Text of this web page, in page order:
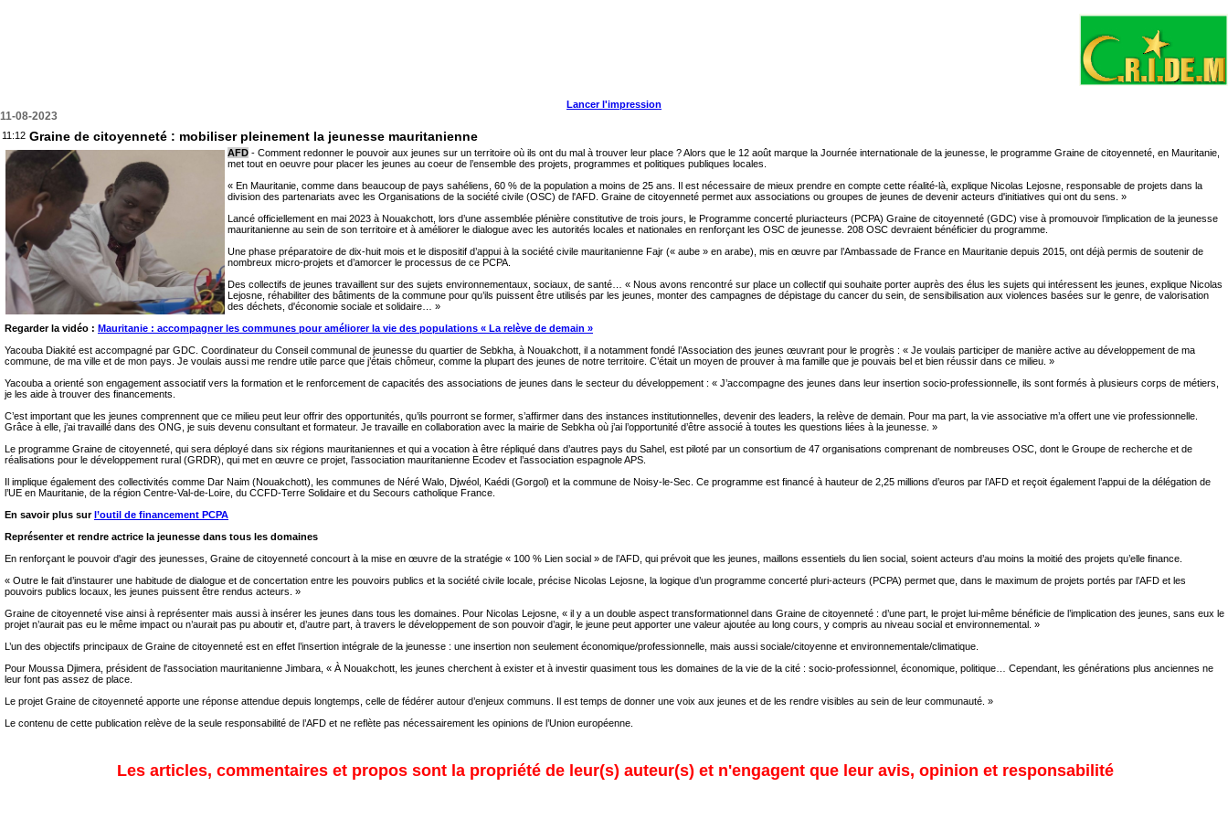
Lancer l'impression
11-08-2023
11:12 Graine de citoyenneté : mobiliser pleinement la jeunesse mauritanienne
AFD - Comment redonner le pouvoir aux jeunes sur un territoire où ils ont du mal à trouver leur place ? Alors que le 12 août marque la Journée internationale de la jeunesse, le programme Graine de citoyenneté, en Mauritanie,
met tout en oeuvre pour placer les jeunes au coeur de l’ensemble des projets, programmes et politiques publiques locales.
« En Mauritanie, comme dans beaucoup de pays sahéliens, 60 % de la population a moins de 25 ans. Il est nécessaire de mieux prendre en compte cette réalité-là, explique Nicolas Lejosne, responsable de projets dans la
division des partenariats avec les Organisations de la société civile (OSC) de l'AFD. Graine de citoyenneté permet aux associations ou groupes de jeunes de devenir acteurs d'initiatives qui ont du sens. »
Lancé officiellement en mai 2023 à Nouakchott, lors d’une assemblée plénière constitutive de trois jours, le Programme concerté pluriacteurs (PCPA) Graine de citoyenneté (GDC) vise à promouvoir l’implication de la jeunesse
mauritanienne au sein de son territoire et à améliorer le dialogue avec les autorités locales et nationales en renforçant les OSC de jeunesse. 208 OSC devraient bénéficier du programme.
Une phase préparatoire de dix-huit mois et le dispositif d’appui à la société civile mauritanienne Fajr (« aube » en arabe), mis en œuvre par l’Ambassade de France en Mauritanie depuis 2015, ont déjà permis de soutenir de
nombreux micro-projets et d’amorcer le processus de ce PCPA.
Des collectifs de jeunes travaillent sur des sujets environnementaux, sociaux, de santé… « Nous avons rencontré sur place un collectif qui souhaite porter auprès des élus les sujets qui intéressent les jeunes, explique Nicolas
Lejosne, réhabiliter des bâtiments de la commune pour qu’ils puissent être utilisés par les jeunes, monter des campagnes de dépistage du cancer du sein, de sensibilisation aux violences basées sur le genre, de valorisation
des déchets, d'économie sociale et solidaire… »
Regarder la vidéo : Mauritanie : accompagner les communes pour améliorer la vie des populations « La relève de demain »
Yacouba Diakité est accompagné par GDC. Coordinateur du Conseil communal de jeunesse du quartier de Sebkha, à Nouakchott, il a notamment fondé l’Association des jeunes œuvrant pour le progrès : « Je voulais participer de manière active au développement de ma
commune, de ma ville et de mon pays. Je voulais aussi me rendre utile parce que j’étais chômeur, comme la plupart des jeunes de notre territoire. C’était un moyen de prouver à ma famille que je pouvais bel et bien réussir dans ce milieu. »
Yacouba a orienté son engagement associatif vers la formation et le renforcement de capacités des associations de jeunes dans le secteur du développement : « J’accompagne des jeunes dans leur insertion socio-professionnelle, ils sont formés à plusieurs corps de métiers,
je les aide à trouver des financements.
C’est important que les jeunes comprennent que ce milieu peut leur offrir des opportunités, qu’ils pourront se former, s’affirmer dans des instances institutionnelles, devenir des leaders, la relève de demain. Pour ma part, la vie associative m’a offert une vie professionnelle.
Grâce à elle, j’ai travaillé dans des ONG, je suis devenu consultant et formateur. Je travaille en collaboration avec la mairie de Sebkha où j’ai l’opportunité d’être associé à toutes les questions liées à la jeunesse. »
Le programme Graine de citoyenneté, qui sera déployé dans six régions mauritaniennes et qui a vocation à être répliqué dans d’autres pays du Sahel, est piloté par un consortium de 47 organisations comprenant de nombreuses OSC, dont le Groupe de recherche et de
réalisations pour le développement rural (GRDR), qui met en œuvre ce projet, l’association mauritanienne Ecodev et l’association espagnole APS.
Il implique également des collectivités comme Dar Naim (Nouakchott), les communes de Néré Walo, Djwéol, Kaédi (Gorgol) et la commune de Noisy-le-Sec. Ce programme est financé à hauteur de 2,25 millions d’euros par l’AFD et reçoit également l’appui de la délégation de
l’UE en Mauritanie, de la région Centre-Val-de-Loire, du CCFD-Terre Solidaire et du Secours catholique France.
En savoir plus sur l’outil de financement PCPA
Représenter et rendre actrice la jeunesse dans tous les domaines
En renforçant le pouvoir d'agir des jeunesses, Graine de citoyenneté concourt à la mise en œuvre de la stratégie « 100 % Lien social » de l’AFD, qui prévoit que les jeunes, maillons essentiels du lien social, soient acteurs d’au moins la moitié des projets qu’elle finance.
« Outre le fait d’instaurer une habitude de dialogue et de concertation entre les pouvoirs publics et la société civile locale, précise Nicolas Lejosne, la logique d’un programme concerté pluri-acteurs (PCPA) permet que, dans le maximum de projets portés par l’AFD et les
pouvoirs publics locaux, les jeunes puissent être rendus acteurs. »
Graine de citoyenneté vise ainsi à représenter mais aussi à insérer les jeunes dans tous les domaines. Pour Nicolas Lejosne, « il y a un double aspect transformationnel dans Graine de citoyenneté : d’une part, le projet lui-même bénéficie de l’implication des jeunes, sans eux le
projet n’aurait pas eu le même impact ou n’aurait pas pu aboutir et, d’autre part, à travers le développement de son pouvoir d’agir, le jeune peut apporter une valeur ajoutée au long cours, y compris au niveau social et environnemental. »
L’un des objectifs principaux de Graine de citoyenneté est en effet l’insertion intégrale de la jeunesse : une insertion non seulement économique/professionnelle, mais aussi sociale/citoyenne et environnementale/climatique.
Pour Moussa Djimera, président de l'association mauritanienne Jimbara, « À Nouakchott, les jeunes cherchent à exister et à investir quasiment tous les domaines de la vie de la cité : socio-professionnel, économique, politique… Cependant, les générations plus anciennes ne
leur font pas assez de place.
Le projet Graine de citoyenneté apporte une réponse attendue depuis longtemps, celle de fédérer autour d’enjeux communs. Il est temps de donner une voix aux jeunes et de les rendre visibles au sein de leur communauté. »
Le contenu de cette publication relève de la seule responsabilité de l’AFD et ne reflète pas nécessairement les opinions de l’Union européenne.
Les articles, commentaires et propos sont la propriété de leur(s) auteur(s) et n'engagent que leur avis, opinion et responsabilité